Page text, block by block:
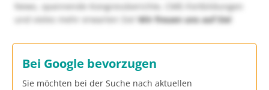
News, spannende Kongressberichte, CME-Fortbildungen
und vieles mehr erwarten Sie!Wir freuen uns auf Sie!
Bei Google bevorzugen
Sie möchten bei der Suche nach aktuellen